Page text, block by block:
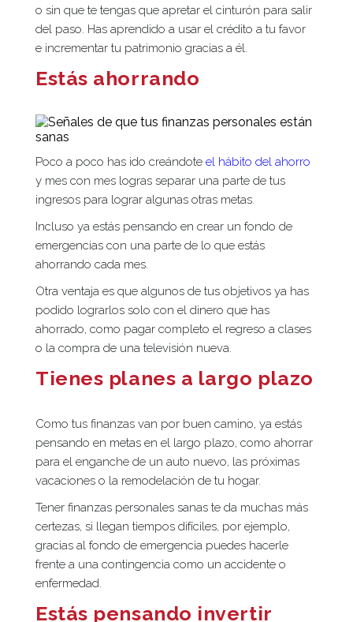
o sin que te tengas que apretar el cinturón para salir
del paso. Has aprendido a usar el crédito a tu favor
e incrementar tu patrimonio gracias a él.
Estás ahorrando
Poco a poco has ido creándote el hábito del ahorro
y mes con mes logras separar una parte de tus
ingresos para lograr algunas otras metas.
Incluso ya estás pensando en crear un fondo de
emergencias con una parte de lo que estás
ahorrando cada mes.
Otra ventaja es que algunos de tus objetivos ya has
podido lograrlos solo con el dinero que has
ahorrado, como pagar completo el regreso a clases
o la compra de una televisión nueva.
Tienes planes a largo plazo
Como tus finanzas van por buen camino, ya estás
pensando en metas en el largo plazo, como ahorrar
para el enganche de un auto nuevo, las próximas
vacaciones o la remodelación de tu hogar.
Tener finanzas personales sanas te da muchas más
certezas, si llegan tiempos difíciles, por ejemplo,
gracias al fondo de emergencia puedes hacerle
frente a una contingencia como un accidente o
enfermedad.
Estás pensando invertir